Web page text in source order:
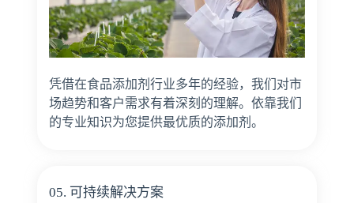
凭借在食品添加剂行业多年的经验，我们对市
场趋势和客户需求有着深刻的理解。依靠我们
的专业知识为您提供最优质的添加剂。
05. 可持续解决方案